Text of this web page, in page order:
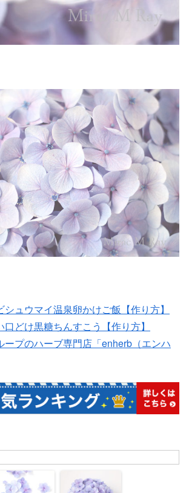
シュウマイ温泉卵かけご飯【作り方】
口どけ黒糖ちんすこう【作り方】
ープのハーブ専門店「enherb（エンハ